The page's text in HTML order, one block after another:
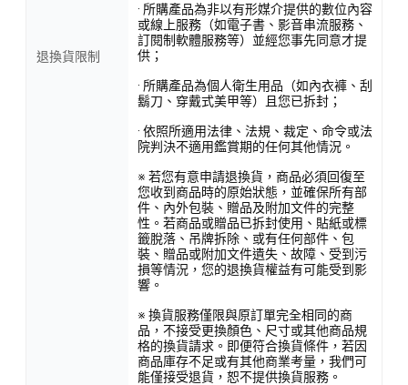
退換貨限制
· 所購產品為非以有形媒介提供的數位內容
或線上服務（如電子書、影音串流服務、
訂閱制軟體服務等）並經您事先同意才提
供；
· 所購產品為個人衛生用品（如內衣褲、刮
鬍刀、穿戴式美甲等）且您已拆封；
· 依照所適用法律、法規、裁定、命令或法
院判決不適用鑑賞期的任何其他情況。
※ 若您有意申請退換貨，商品必須回復至
您收到商品時的原始狀態，並確保所有部
件、內外包裝、贈品及附加文件的完整
性。若商品或贈品已拆封使用、貼紙或標
籤脫落、吊牌拆除、或有任何部件、包
裝、贈品或附加文件遺失、故障、受到污
損等情況，您的退換貨權益有可能受到影
響。
※ 換貨服務僅限與原訂單完全相同的商
品，不接受更換顏色、尺寸或其他商品規
格的換貨請求。即便符合換貨條件，若因
商品庫存不足或有其他商業考量，我們可
能僅接受退貨，恕不提供換貨服務。